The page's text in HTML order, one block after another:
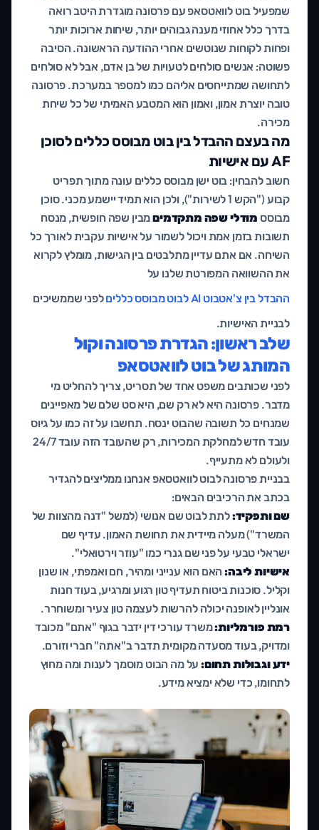
שמפעיל בוט לוואטסאפ עם פרסונה מוגדרת היטב רואה
בדרך כלל אחוזי מענה גבוהים יותר, שיחות ארוכות יותר
ופחות לקוחות שנוטשים אחרי ההודעה הראשונה. הסיבה
פשוטה: אנשים סולחים לטעויות של בן אדם, אבל לא סולחים
לתחושה שמתייחסים אליהם כמו למספר במערכת. פרסונה
טובה יוצרת אמון, ואמון הוא המטבע האמיתי של כל שיחת
מכירה.
מה בעצם ההבדל בין בוט מבוסס כללים לסוכן
AF עם אישיות
חשוב להבחין: בוט ישן מבוסס כללים עונה מתוך תפריט
קבוע ("הקש 1 לשירות"), ולכן הוא תמיד יישמע מכני. סוכן
מבוסס מודלי שפה מתקדמיםמבין שפה חופשית, מנסח
תשובות בזמן אמת ויכול לשמור על אישיות עקבית לאורך כל
השיחה. אם אתם עדיין מתלבטים בין הגישות, מומלץ לקרוא
את ההשוואה המפורטת שלנו על
ההבדל בין צ'אטבוט AI לבוט מבוסס כללים
לפני שממשיכים
לבניית האישיות.
שלב ראשון: הגדרת פרסונה וקול
המותג של בוט לוואטסאפ
לפני שכותבים משפט אחד של תסריט, צריך להחליט מי
מדבר. פרסונה היא לא רק שם, היא סט שלם של מאפיינים
שמנחים כל תשובה שהבוט ינסח. תחשבו על זה כמו על גיוס
עובד חדש למחלקת המכירות, רק שהעובד הזה עובד 24/7
ולעולם לא מתעייף.
בבניית פרסונה לבוט לוואטסאפ אנחנו ממליצים להגדיר
בכתב את הרכיבים הבאים:
שם ותפקיד:לתת לבוט שם אנושי (למשל "דנה מהצוות של
המשרד") מעלה מיידית את תחושת האמון. עדיף שם
ישראלי טבעי על פני שם גנרי כמו "עוזר וירטואלי".
אישיות ליבה:האם הוא ענייני ומהיר, חם ואמפתי, או שנון
וקליל. סוכנות ביטוח תעדיף טון רגוע ומרגיע, בעוד חנות
אונליין לאופנה יכולה להרשות לעצמה טון צעיר ומשוחרר.
רמת פורמליות:משרד עורכי דין ידבר בגוף "אתם" מכובד
ומדויק, בעוד מסעדה מקומית תדבר ב"אתה" חברי וזורם.
ידע וגבולות תחום: על מה הבוט מוסמך לענות ומה מחוץ
לתחומו, כדי שלא ימציא מידע.